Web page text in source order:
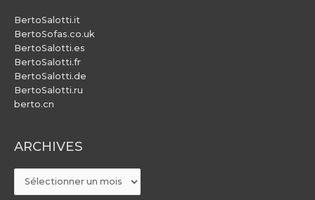
BertoSalotti.it
BertoSofas.co.uk
BertoSalotti.es
BertoSalotti.fr
BertoSalotti.de
BertoSalotti.ru
berto.cn
ARCHIVES
ARCHIVES